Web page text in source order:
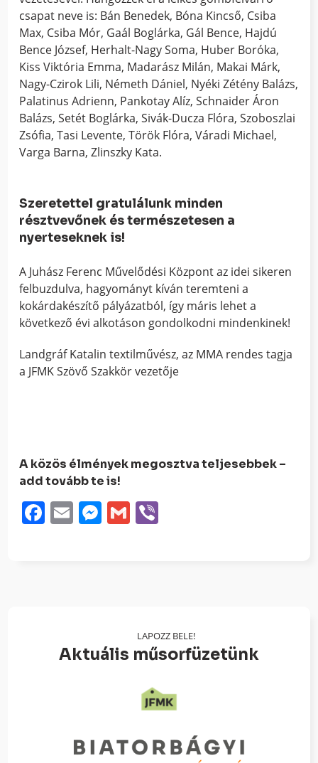
csapat neve is: Bán Benedek, Bóna Kincső, Csiba
Max, Csiba Mór, Gaál Boglárka, Gál Bence, Hajdú
Bence József, Herhalt-Nagy Soma, Huber Boróka,
Kiss Viktória Emma, Madarász Milán, Makai Márk,
Nagy-Czirok Lili, Németh Dániel, Nyéki Zétény Balázs,
Palatinus Adrienn, Pankotay Alíz, Schnaider Áron
Balázs, Setét Boglárka, Sivák-Ducza Flóra, Szoboszlai
Zsófia, Tasi Levente, Török Flóra, Váradi Michael,
Varga Barna, Zlinszky Kata.
Szeretettel gratulálunk minden
résztvevőnek és természetesen a
nyerteseknek is!
A Juhász Ferenc Művelődési Központ az idei sikeren
felbuzdulva, hagyományt kíván teremteni a
kokárdakészítő pályázatból, így máris lehet a
következő évi alkotáson gondolkodni mindenkinek!
Landgráf Katalin textilművész, az MMA rendes tagja
a JFMK Szövő Szakkör vezetője
A közös élmények megosztva teljesebbek –
add tovább te is!
Facebook
EmailMessenger
Gmail
LAPOZZ BELE!
Aktuális műsorfüzetünk